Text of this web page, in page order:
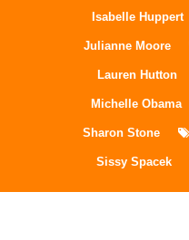
Isabelle Huppert
Julianne Moore
Lauren Hutton
Michelle Obama
Sharon Stone
Sissy Spacek